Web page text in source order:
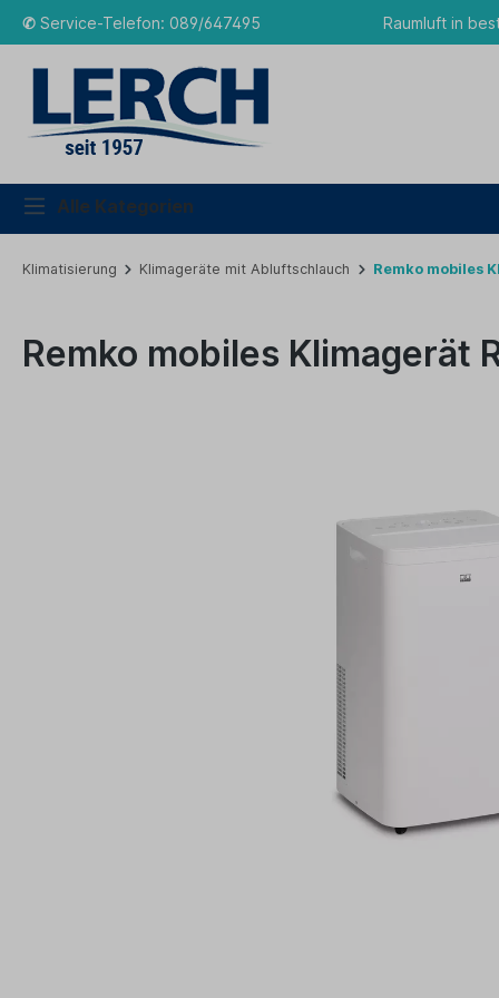
✆ Service-Telefon: 089/647495 Raumluft in
Alle Kategorien
Klimatisierung Klimageräte mit Abluftschlauch Remko mobiles
Remko mobiles Klimagerät